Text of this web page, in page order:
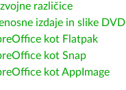
različice
izdaje in slike DVD
kot Flatpak
kot Snap
kot AppImage